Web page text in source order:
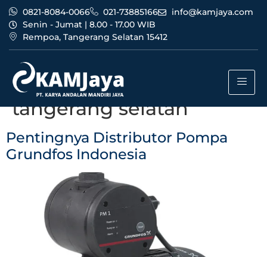
0821-8084-0066 021-73885166
info@kamjaya.com
Senin - Jumat | 8.00 - 17.00 WIB
Rempoa, Tangerang Selatan 15412
Tag:
grundfos indonesia
tangerang selatan
Pentingnya Distributor Pompa
Grundfos Indonesia